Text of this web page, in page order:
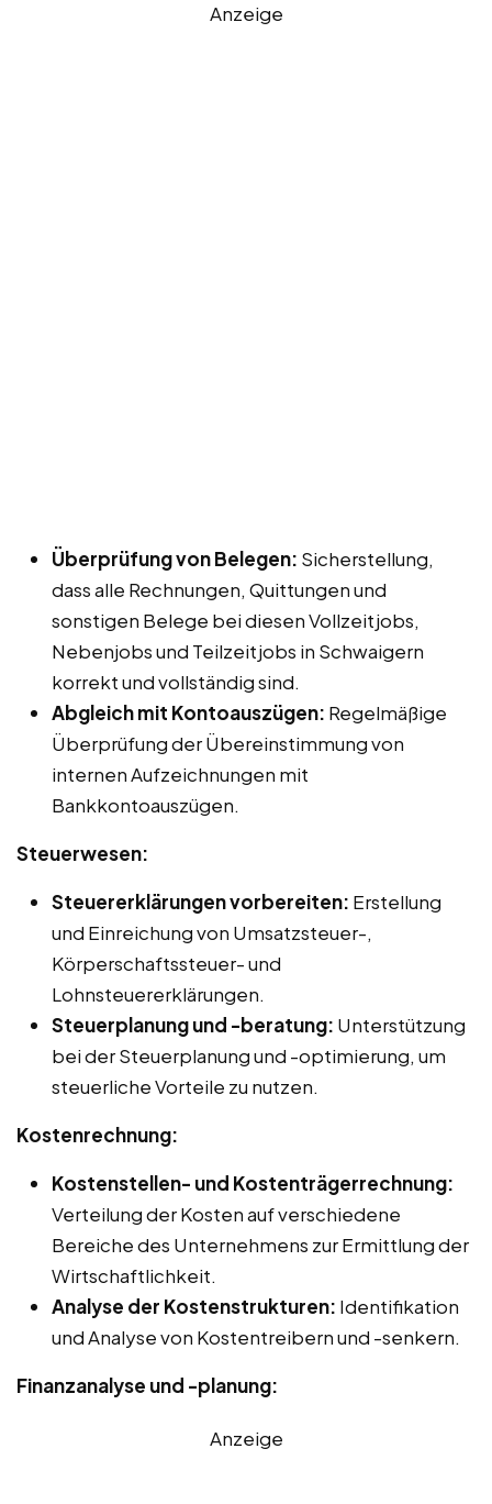
Anzeige
Überprüfung von Belegen: Sicherstellung,
dass alle Rechnungen, Quittungen und
sonstigen Belege bei diesen Vollzeitjobs,
Nebenjobs und Teilzeitjobs in Schwaigern
korrekt und vollständig sind.
Abgleich mit Kontoauszügen: Regelmäßige
Überprüfung der Übereinstimmung von
internen Aufzeichnungen mit
Bankkontoauszügen.
Steuerwesen:
Steuererklärungen vorbereiten: Erstellung
und Einreichung von Umsatzsteuer-,
Körperschaftssteuer- und
Lohnsteuererklärungen.
Steuerplanung und -beratung: Unterstützung
bei der Steuerplanung und -optimierung, um
steuerliche Vorteile zu nutzen.
Kostenrechnung:
Kostenstellen- und Kostenträgerrechnung:
Verteilung der Kosten auf verschiedene
Bereiche des Unternehmens zur Ermittlung der
Wirtschaftlichkeit.
Analyse der Kostenstrukturen: Identifikation
und Analyse von Kostentreibern und -senkern.
Finanzanalyse und -planung:
Anzeige